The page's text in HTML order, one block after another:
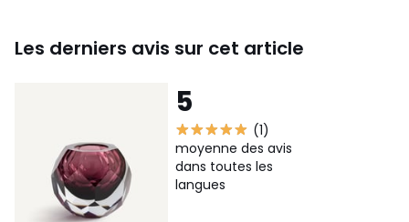
Les derniers avis sur cet article
5
(1)
moyenne des avis
dans toutes les
langues